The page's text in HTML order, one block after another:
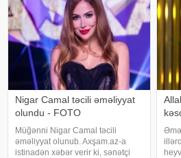
Nigar Camal təcili əməliyyat
olundu - FOTO
Müğənni Nigar Camal təcili
əməliyyat olunub. Axşam.az-a
istinadən xəbər verir ki, sənətçi